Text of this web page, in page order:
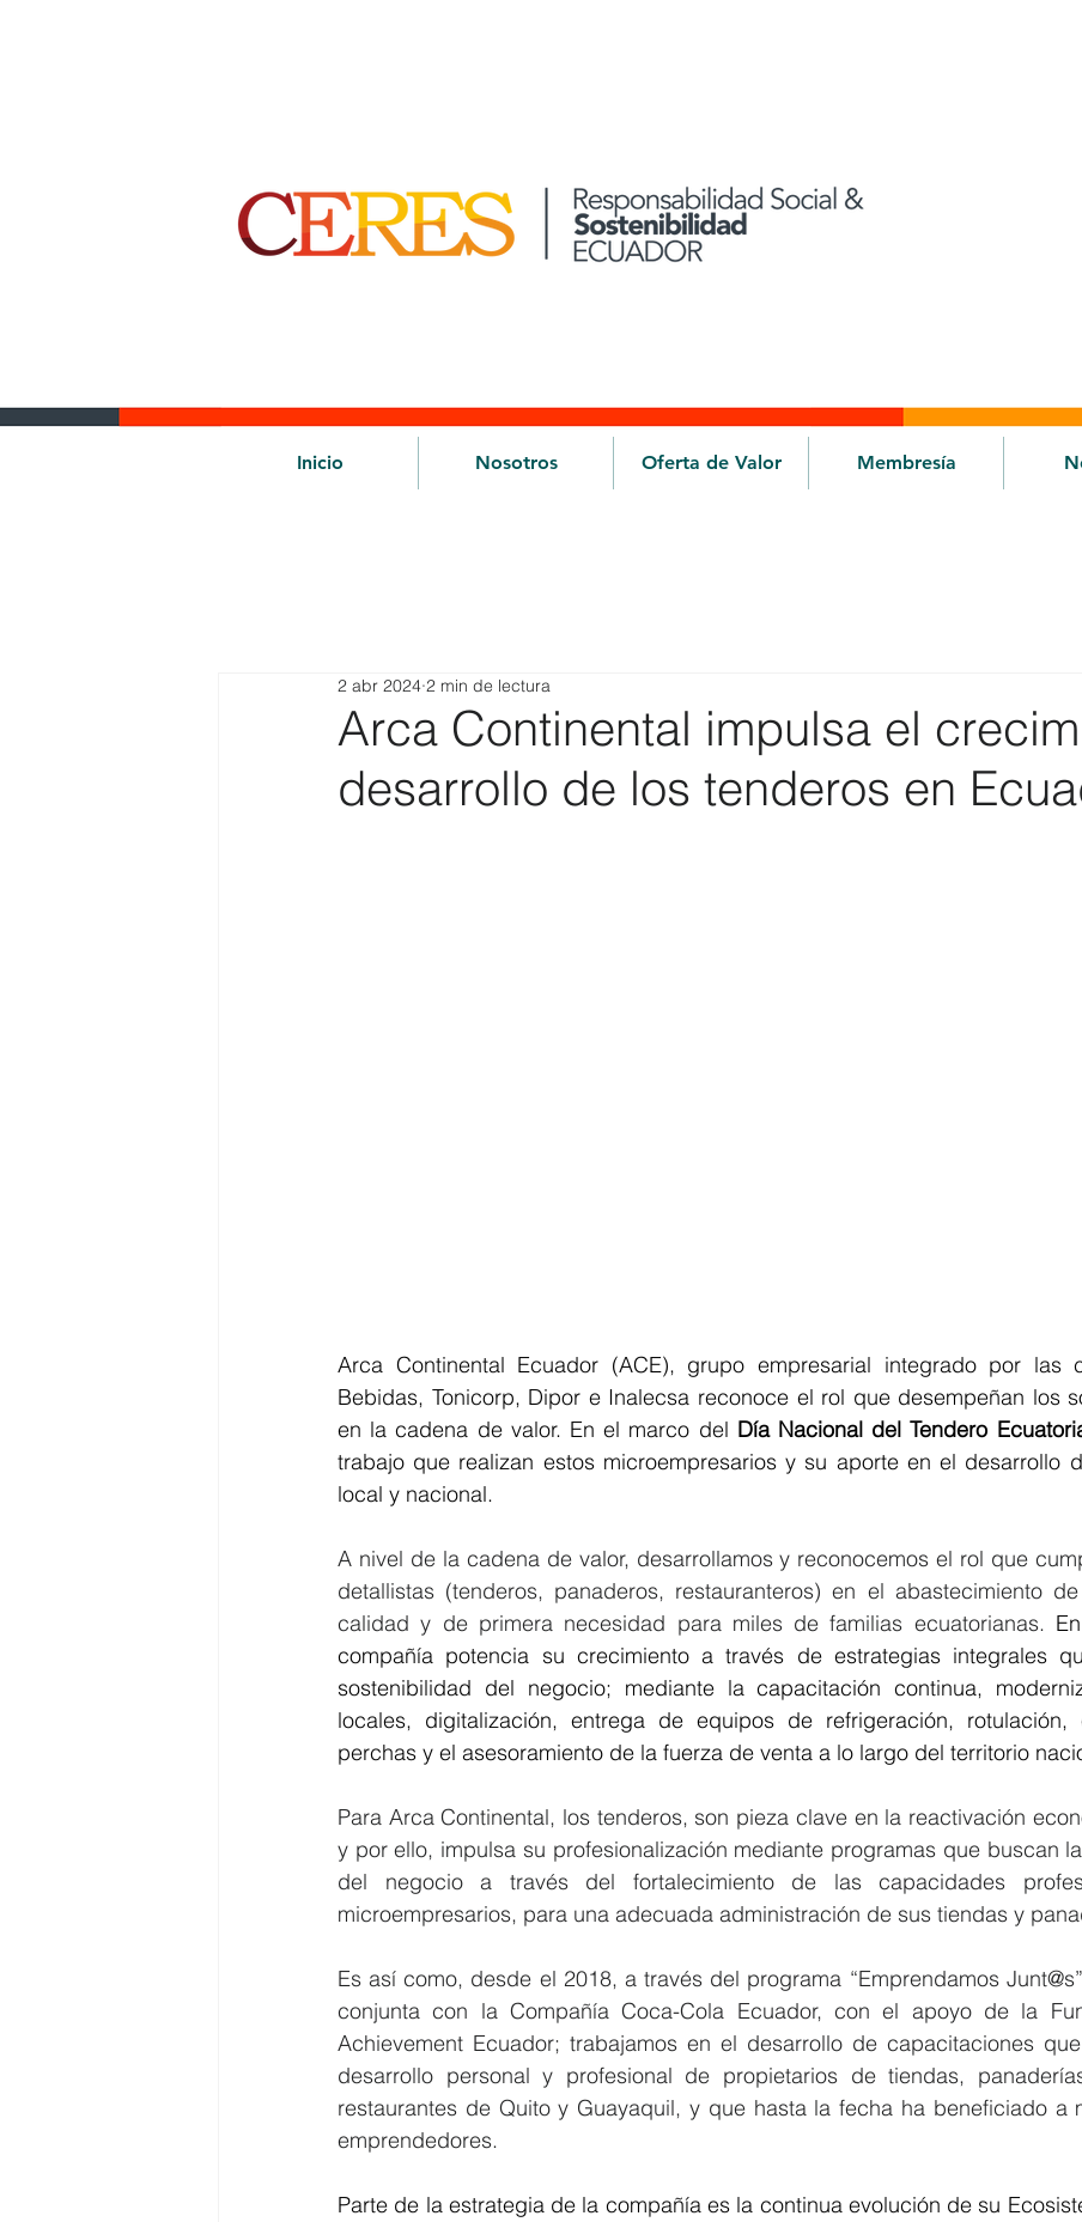
Inicio Nosotros Oferta de Valor Membresía
Arca Continental impulsa el
desarrollo de los tenderos en
2 abr 2024 2 min de lectura
Arca Continental Ecuador (ACE), grupo empresarial integrado por las
Bebidas, Tonicorp, Dipor e Inalecsa reconoce el rol que desempeñan los
en la cadena de valor. En el marco del Día Nacional del Tendero
trabajo que realizan estos microempresarios y su aporte en el desarrollo
local y nacional.
A nivel de la cadena de valor, desarrollamos y reconocemos el rol que
detallistas (tenderos, panaderos, restauranteros) en el abastecimiento
calidad y de primera necesidad para miles de familias ecuatorianas.
compañía potencia su crecimiento a través de estrategias integrales
sostenibilidad del negocio; mediante la capacitación continua,
locales, digitalización, entrega de equipos de refrigeración, rotulación,
perchas y el asesoramiento de la fuerza de venta a lo largo del territorio
Para Arca Continental, los tenderos, son pieza clave en la reactivación
y por ello, impulsa su profesionalización mediante programas que buscan
del negocio a través del fortalecimiento de las capacidades
microempresarios, para una adecuada administración de sus tiendas y
Es así como, desde el 2018, a través del programa “Emprendamos
conjunta con la Compañía Coca-Cola Ecuador, con el apoyo de la
Achievement Ecuador; trabajamos en el desarrollo de capacitaciones
desarrollo personal y profesional de propietarios de tiendas,
restaurantes de Quito y Guayaquil, y que hasta la fecha ha beneficiado a
emprendedores.
Parte de la estrategia de la compañía es la continua evolución de su